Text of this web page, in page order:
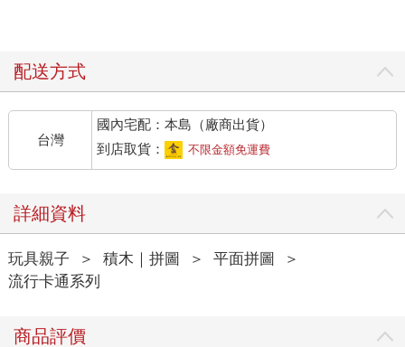
配送方式
台灣
國內宅配：本島（廠商出貨）
到店取貨：
不限金額免運費
詳細資料
玩具親子 ＞ 積木｜拼圖 ＞ 平面拼圖
＞
流行卡通系列
商品評價